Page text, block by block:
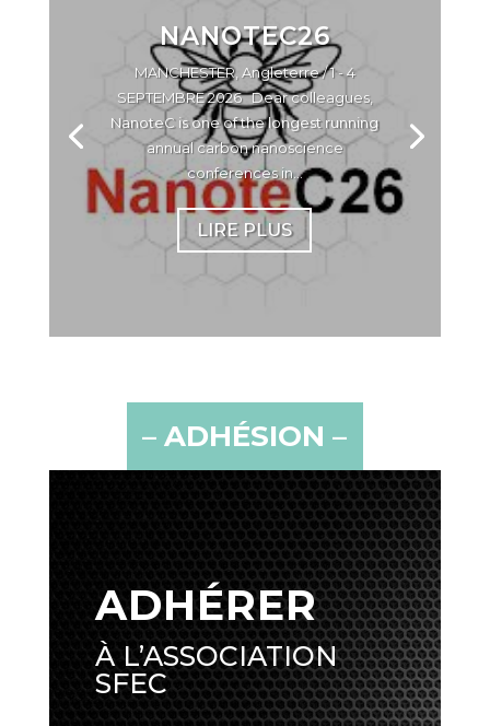
NANOTEC26
MANCHESTER, Angleterre / 1 - 4
SEPTEMBRE 2026 Dear colleagues,
NanoteC is one of the longest running
annual carbon nanoscience
conferences in...
LIRE PLUS
– ADHÉSION –
ADHÉRER
À L’ASSOCIATION
SFEC